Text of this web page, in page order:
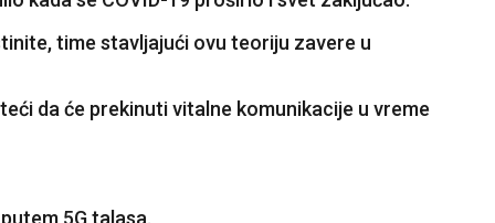
time stavljajući ovu teoriju zavere u
da će prekinuti vitalne komunikacije u vreme